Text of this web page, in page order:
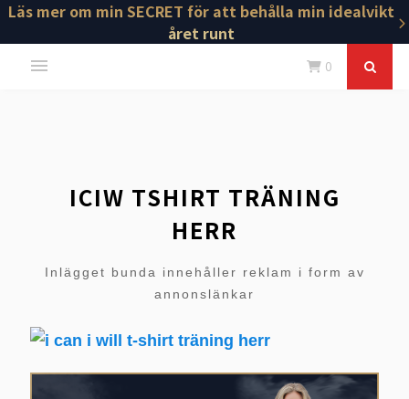
Läs mer om min SECRET för att behålla min idealvikt
året runt
0
ICIW TSHIRT TRÄNING
HERR
Inlägget bunda innehåller reklam i form av
annonslänkar